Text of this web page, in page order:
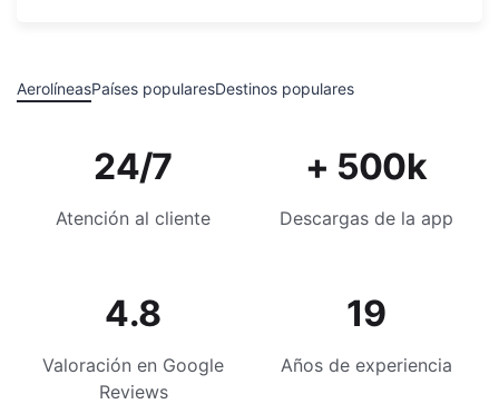
AerolíneasPaíses popularesDestinos populares
24/7
Atención al cliente
+ 500k
Descargas de la app
4.8
Valoración en Google
Reviews
19
Años de experiencia